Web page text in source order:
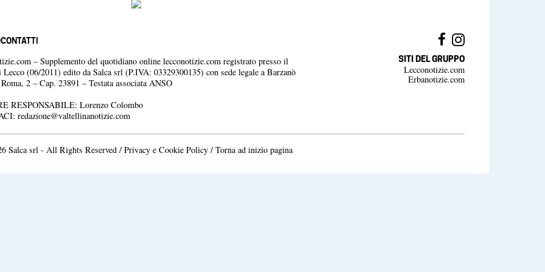
CONTATTI
– Supplemento del quotidiano online lecconotizie.com registrato presso il
(06/2011) edito da Salca srl (P.IVA: 03329300135) con sede legale a Barzanò
2 – Cap. 23891 – Testata associata ANSO
RESPONSABILE: Lorenzo Colombo
redazione@valtellinanotizie.com
SITI DEL GRUPPO
Lecconotizie.com
Erbanotizie.com
Salca srl - All Rights Reserved / Privacy e Cookie Policy / Torna ad inizio pagina